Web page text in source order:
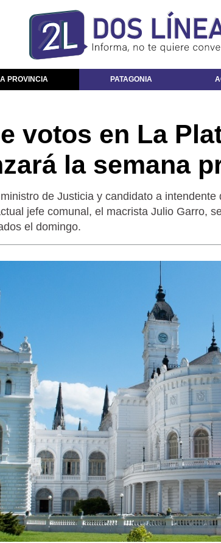
PROVINCIA PATAGONIA
votos en La
la semana
de Justicia y candidato a intendente
jefe comunal, el macrista Julio Garro,
el domingo.